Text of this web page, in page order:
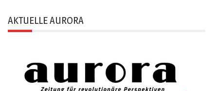
AKTUELLE AURORA